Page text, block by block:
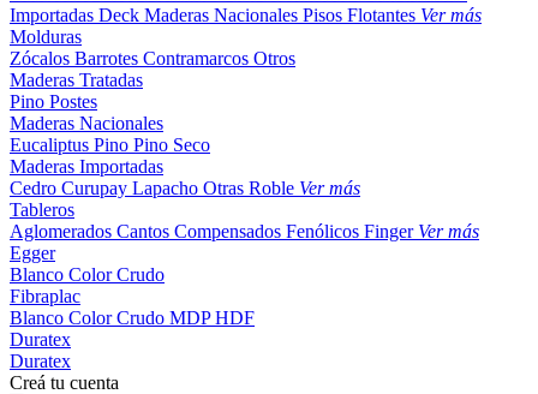
Importadas Deck Maderas Nacionales Pisos Flotantes Ver más
Molduras
Zócalos Barrotes Contramarcos Otros
Maderas Tratadas
Pino Postes
Maderas Nacionales
Eucaliptus Pino Pino Seco
Maderas Importadas
Cedro Curupay Lapacho Otras Roble Ver más
Tableros
Aglomerados Cantos Compensados Fenólicos Finger Ver más
Egger
Blanco ColorCrudo
Fibraplac
Blanco ColorCrudo MDPHDF
Duratex
Duratex
Creá tu cuenta